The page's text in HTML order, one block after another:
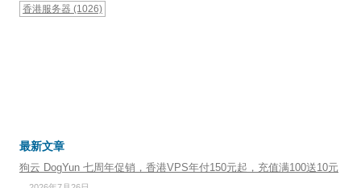
香港服务器 (1026)
最新文章
狗云 DogYun 七周年促销，香港VPS年付150元起，充值满100送10元